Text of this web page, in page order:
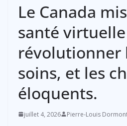
Le Canada
santé
révolutionner
soins, et les
éloquents.
juillet 4, 2026 Pierre-Louis